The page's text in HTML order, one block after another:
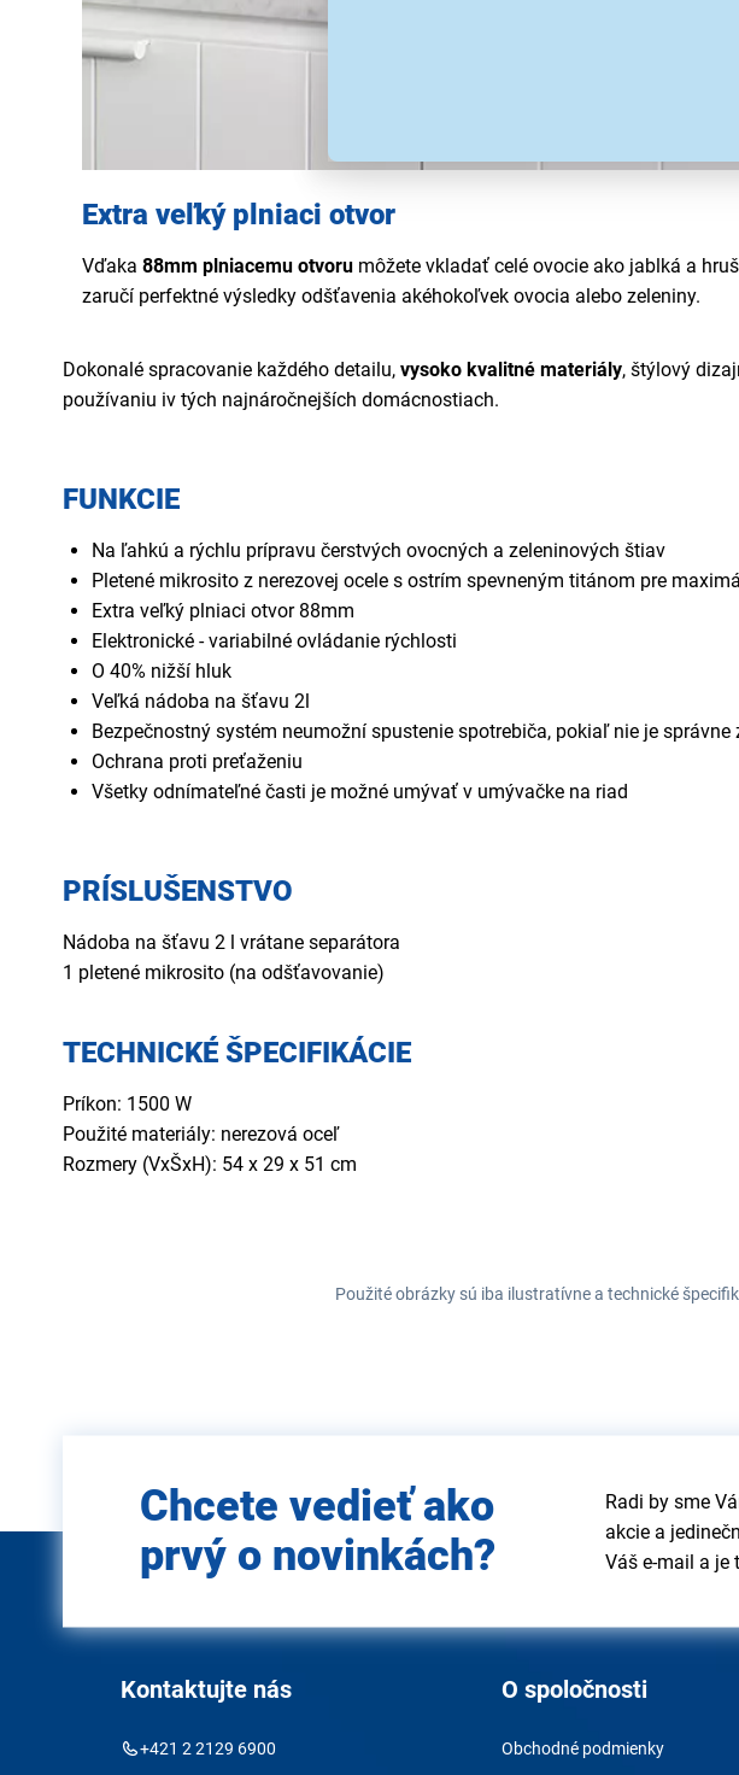
Extra veľký plniaci otvor
Vďaka 88mm plniacemu otvoru môžete vkladať celé ovocie ako jablká a
zaručí perfektné výsledky odšťavenia akéhokoľvek ovocia alebo zeleniny.
Dokonalé spracovanie každého detailu, vysoko kvalitné materiály, štýlový
používaniu iv tých najnáročnejších domácnostiach.
FUNKCIE
Na ľahkú a rýchlu prípravu čerstvých ovocných a zeleninových štiav
Pletené mikrosito z nerezovej ocele s ostrím spevneným titánom pre
Extra veľký plniaci otvor 88mm
Elektronické - variabilné ovládanie rýchlosti
O 40% nižší hluk
Veľká nádoba na šťavu 2l
Bezpečnostný systém neumožní spustenie spotrebiča, pokiaľ nie je správne
Ochrana proti preťaženiu
Všetky odnímateľné časti je možné umývať v umývačke na riad
PRÍSLUŠENSTVO
Nádoba na šťavu 2 l vrátane separátora
1 pletené mikrosito (na odšťavovanie)
TECHNICKÉ ŠPECIFIKÁCIE
Príkon: 1500 W
Použité materiály: nerezová oceľ
Rozmery (VxŠxH): 54 x 29 x 51 cm
Použité obrázky sú iba ilustratívne a technické
e-mail
Chcete vedieť ako
prvý o novinkách?
Radi by sme
akcie a
Váš e-mail a je
Kontaktujte nás
+421 2 2129 6900
O spoločnosti
Obchodné podmienky